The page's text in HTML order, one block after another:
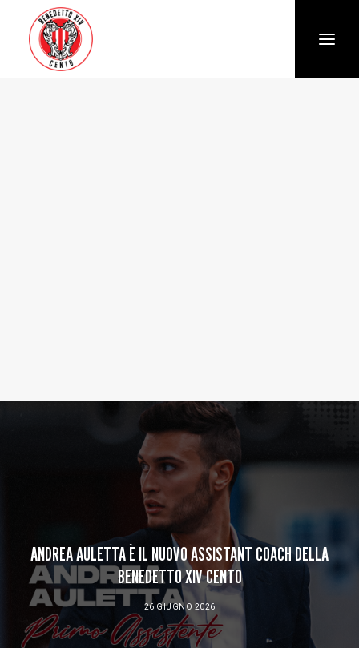
ANDREA AULETTA È IL NUOVO ASSISTANT COACH DELLA
BENEDETTO XIV CENTO
26 GIUGNO 2026